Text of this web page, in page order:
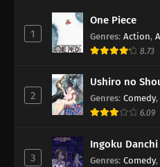
1
One Piece
Genres: Action,
8.73
2
Ushiro no
Genres: Comedy,
6.09
3
Ingoku Danchi
Genres: Comedy,